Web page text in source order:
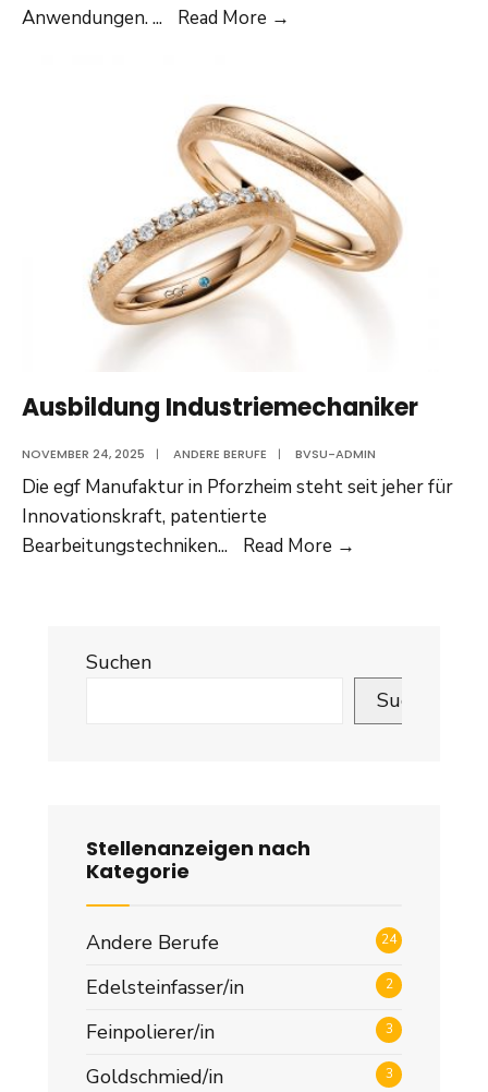
Anwendungen.... Read More →
Ausbildung Industriemechaniker
NOVEMBER 24, 2025 | ANDERE BERUFE | BVSU-ADMIN
Die egf Manufaktur in Pforzheim steht seit jeher für
Innovationskraft, patentierte
Bearbeitungstechniken... Read More →
Suchen
Suchen
Stellenanzeigen nach
Kategorie
Andere Berufe 24
Edelsteinfasser/in 2
Feinpolierer/in 3
Goldschmied/in 3